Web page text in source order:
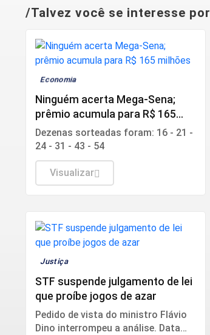
/Talvez você se interesse
Economia
Ninguém acerta Mega-Sena;
prêmio acumula para R$ 165
milhões
Dezenas sorteadas foram: 16 - 21 -
24 - 31 - 43 - 54
Visualizar
Justiça
STF suspende julgamento de lei
que proíbe jogos de azar
Pedido de vista do ministro Flávio
Dino interrompeu a análise. Data